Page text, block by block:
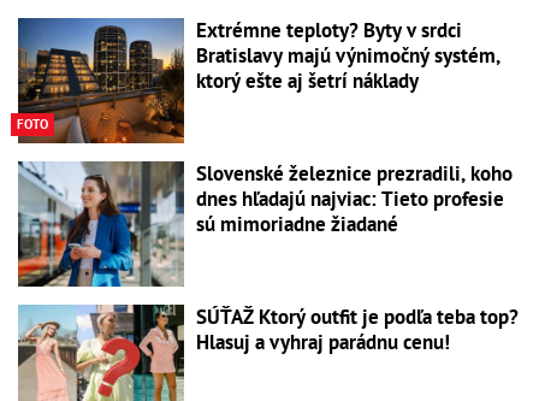
FOTO
Extrémne teploty? Byty v srdci
Bratislavy majú výnimočný systém,
ktorý ešte aj šetrí náklady
Slovenské železnice prezradili, koho
dnes hľadajú najviac: Tieto profesie
sú mimoriadne žiadané
SÚŤAŽ Ktorý outfit je podľa teba top?
Hlasuj a vyhraj parádnu cenu!